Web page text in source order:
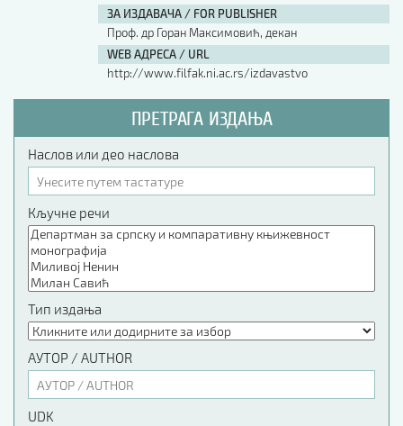
ЗА ИЗДАВАЧА / FOR PUBLISHER
Проф. др Горан Максимовић, декан
WEB АДРЕСА / URL
http://www.filfak.ni.ac.rs/izdavastvo
ПРЕТРАГА ИЗДАЊА
Наслов или део наслова
Кључне речи
Тип издања
АУТОР / AUTHOR
UDK